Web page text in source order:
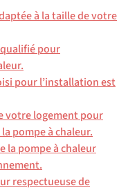
à la taille de votre
pour
pour l’installation est
votre logement pour
pompe à chaleur.
la pompe à chaleur
respectueuse de